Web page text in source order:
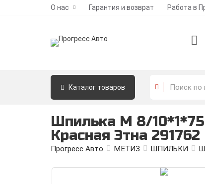
О нас Гарантия и возврат Работа в
Каталог товаров
Шпилька М 8/10*1*75
Красная Этна 291762
Прогресс Авто МЕТИЗ ШПИЛЬКИ